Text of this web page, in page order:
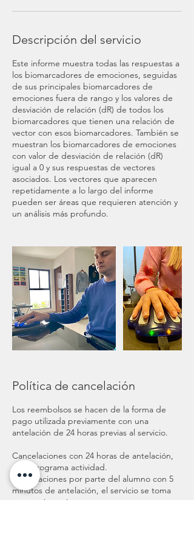
Descripción del servicio
Este informe muestra todas las respuestas a
los biomarcadores de emociones, seguidas
de sus principales biomarcadores de
emociones fuera de rango y los valores de
desviación de relación (dR) de todos los
biomarcadores que tienen una relación de
vector con esos biomarcadores. También se
muestran los biomarcadores de emociones
con valor de desviación de relación (dR)
igual a 0 y sus respuestas de vectores
asociados. Los vectores que aparecen
repetidamente a lo largo del informe
pueden ser áreas que requieren atención y
un análisis más profundo.
Política de cancelación
Los reembolsos se hacen de la forma de
pago utilizada previamente con una
antelación de 24 horas previas al servicio.
Cancelaciones con 24 horas de antelación,
se reprograma actividad.
Cancelaciones por parte del alumno con 5
minutos de antelación, el servicio se toma
como asistencia.